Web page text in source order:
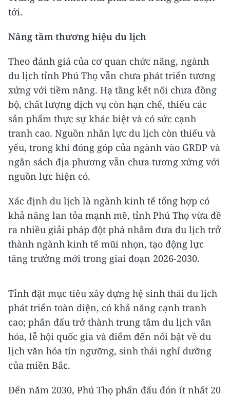
tới.
Nâng tầm thương hiệu du lịch
Theo đánh giá của cơ quan chức năng, ngành
du lịch tỉnh Phú Thọ vẫn chưa phát triển tương
xứng với tiềm năng. Hạ tầng kết nối chưa đồng
bộ, chất lượng dịch vụ còn hạn chế, thiếu các
sản phẩm thực sự khác biệt và có sức cạnh
tranh cao. Nguồn nhân lực du lịch còn thiếu và
yếu, trong khi đóng góp của ngành vào GRDP và
ngân sách địa phương vẫn chưa tương xứng với
nguồn lực hiện có.
Xác định du lịch là ngành kinh tế tổng hợp có
khả năng lan tỏa mạnh mẽ, tỉnh Phú Thọ vừa đề
ra nhiều giải pháp đột phá nhằm đưa du lịch trở
thành ngành kinh tế mũi nhọn, tạo động lực
tăng trưởng mới trong giai đoạn 2026-2030.
Tỉnh đặt mục tiêu xây dựng hệ sinh thái du lịch
phát triển toàn diện, có khả năng cạnh tranh
cao; phấn đấu trở thành trung tâm du lịch văn
hóa, lễ hội quốc gia và điểm đến nổi bật về du
lịch văn hóa tín ngưỡng, sinh thái nghỉ dưỡng
của miền Bắc.
Đến năm 2030, Phú Thọ phấn đấu đón ít nhất 20